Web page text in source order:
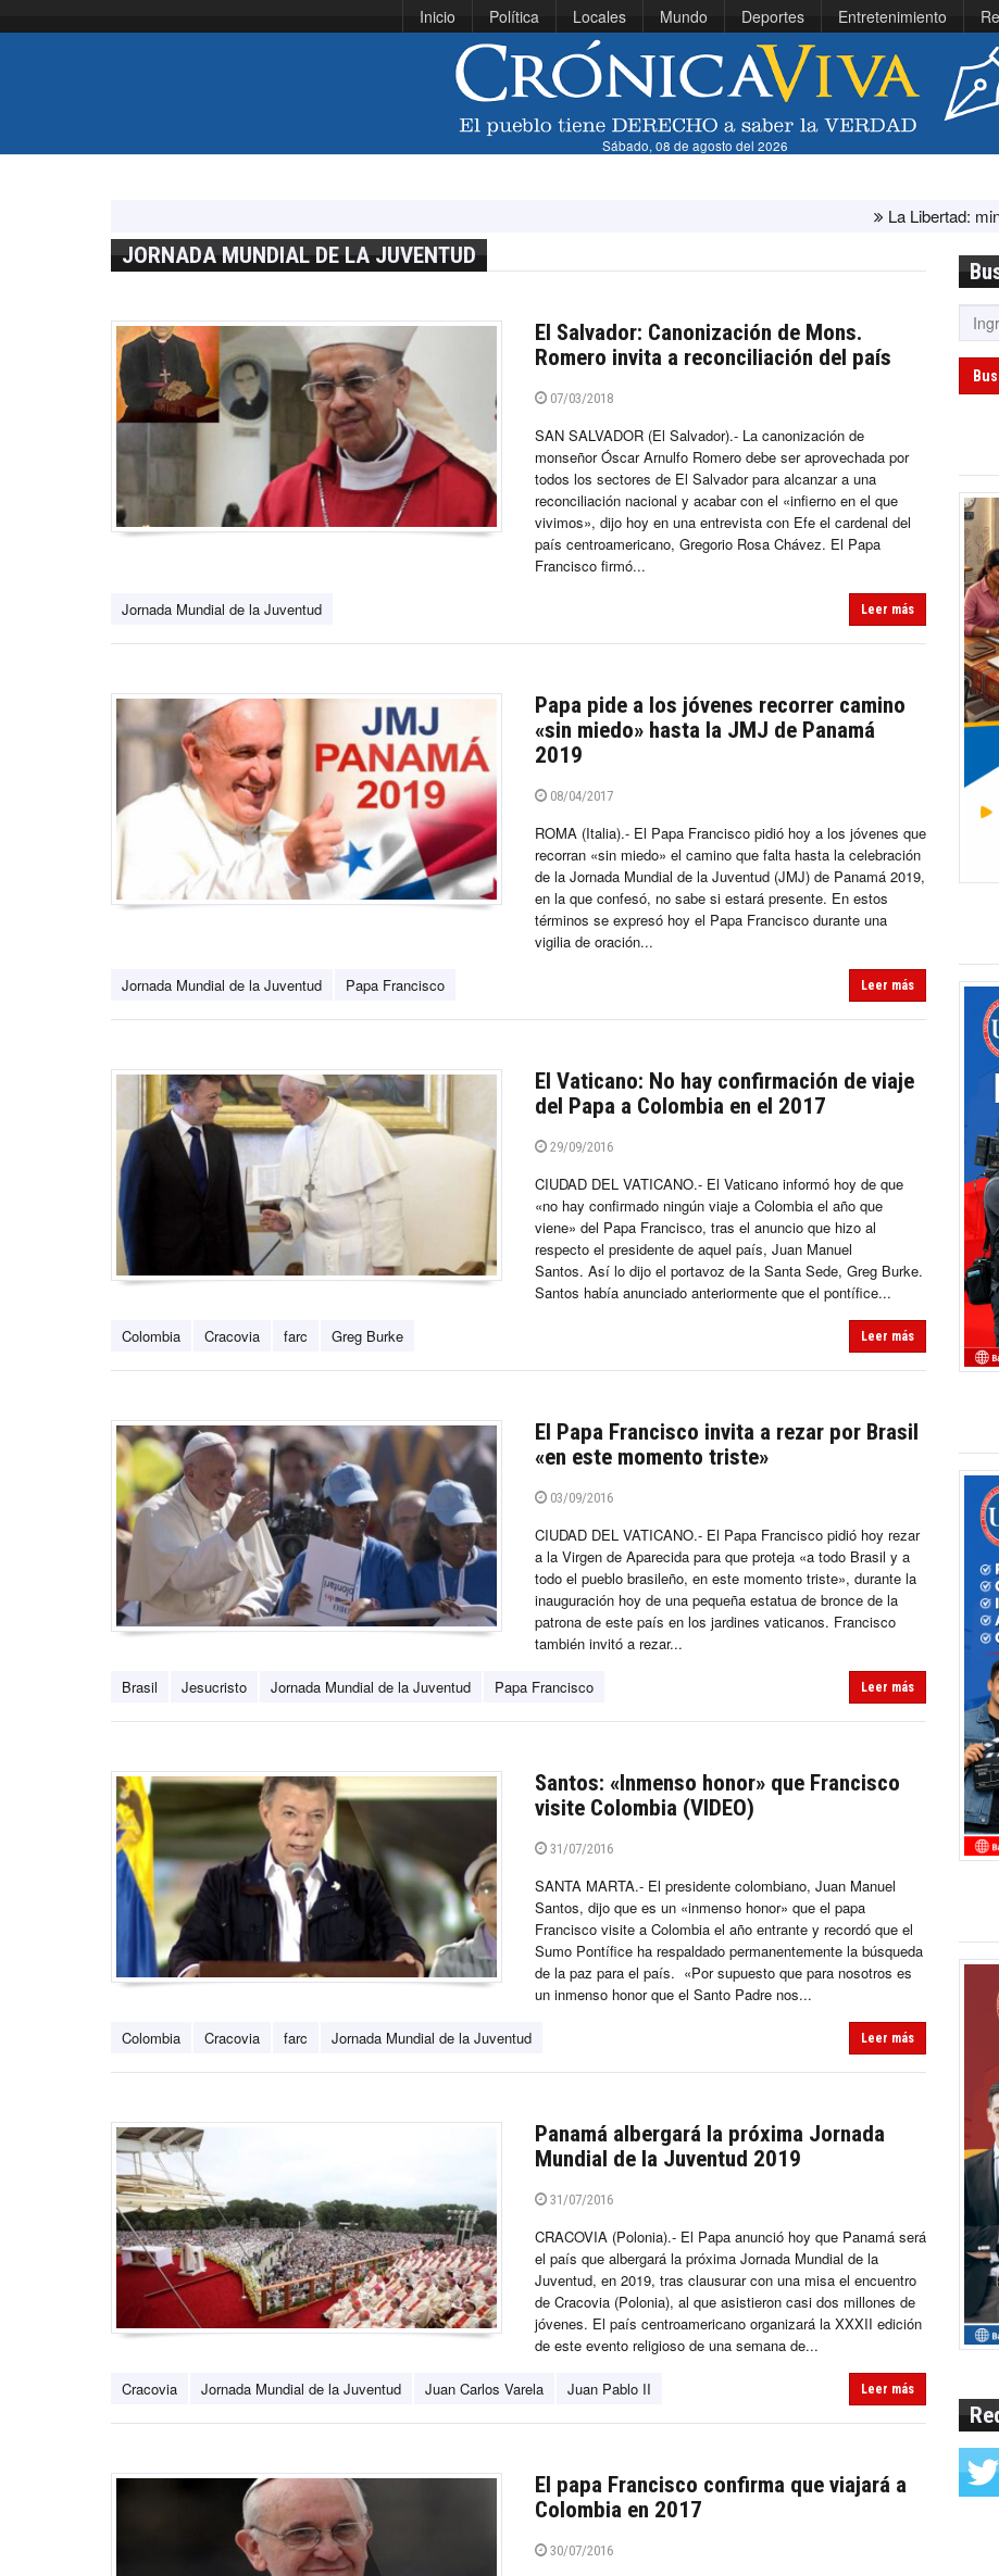
Inicio Política Locales Mundo Deportes Entretenimiento
Sábado, 08 de agosto del 2026
La Libertad: ministra Canales
JORNADA MUNDIAL DE LA JUVENTUD
El Salvador: Canonización de Mons.
Romero invita a reconciliación del país
07/03/2018
SAN SALVADOR (El Salvador).- La canonización de
monseñor Óscar Arnulfo Romero debe ser aprovechada por
todos los sectores de El Salvador para alcanzar a una
reconciliación nacional y acabar con el «infierno en el que
vivimos», dijo hoy en una entrevista con Efe el cardenal del
país centroamericano, Gregorio Rosa Chávez. El Papa
Francisco firmó...
Jornada Mundial de la Juventud Leer más
Papa pide a los jóvenes recorrer camino
«sin miedo» hasta la JMJ de Panamá
2019
08/04/2017
ROMA (Italia).- El Papa Francisco pidió hoy a los jóvenes que
recorran «sin miedo» el camino que falta hasta la celebración
de la Jornada Mundial de la Juventud (JMJ) de Panamá 2019,
en la que confesó, no sabe si estará presente. En estos
términos se expresó hoy el Papa Francisco durante una
vigilia de oración...
Jornada Mundial de la Juventud Papa Francisco Leer más
El Vaticano: No hay confirmación de viaje
del Papa a Colombia en el 2017
29/09/2016
CIUDAD DEL VATICANO.- El Vaticano informó hoy de que
«no hay confirmado ningún viaje a Colombia el año que
viene» del Papa Francisco, tras el anuncio que hizo al
respecto el presidente de aquel país, Juan Manuel
Santos. Así lo dijo el portavoz de la Santa Sede, Greg Burke.
Santos había anunciado anteriormente que el pontífice...
Colombia Cracovia farc Greg Burke Leer más
El Papa Francisco invita a rezar por Brasil
«en este momento triste»
03/09/2016
CIUDAD DEL VATICANO.- El Papa Francisco pidió hoy rezar
a la Virgen de Aparecida para que proteja «a todo Brasil y a
todo el pueblo brasileño, en este momento triste», durante la
inauguración hoy de una pequeña estatua de bronce de la
patrona de este país en los jardines vaticanos. Francisco
también invitó a rezar...
Brasil Jesucristo Jornada Mundial de la Juventud Papa Francisco Leer más
Santos: «Inmenso honor» que Francisco
visite Colombia (VIDEO)
31/07/2016
SANTA MARTA.- El presidente colombiano, Juan Manuel
Santos, dijo que es un «inmenso honor» que el papa
Francisco visite a Colombia el año entrante y recordó que el
Sumo Pontífice ha respaldado permanentemente la búsqueda
de la paz para el país. «Por supuesto que para nosotros es
un inmenso honor que el Santo Padre nos...
Colombia Cracovia farc Jornada Mundial de la Juventud Leer más
Panamá albergará la próxima Jornada
Mundial de la Juventud 2019
31/07/2016
CRACOVIA (Polonia).- El Papa anunció hoy que Panamá será
el país que albergará la próxima Jornada Mundial de la
Juventud, en 2019, tras clausurar con una misa el encuentro
de Cracovia (Polonia), al que asistieron casi dos millones de
jóvenes. El país centroamericano organizará la XXXII edición
de este evento religioso de una semana de...
Cracovia Jornada Mundial de la Juventud Juan Carlos Varela Juan Pablo II Leer más
El papa Francisco confirma que viajará a
Colombia en 2017
30/07/2016